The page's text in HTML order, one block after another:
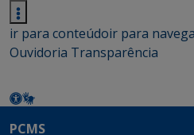
ir para conteúdoir para
Ouvidoria Transparência
PCMS